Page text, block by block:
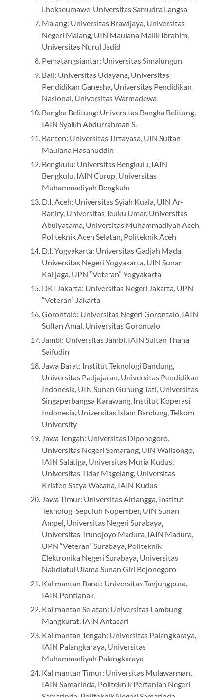
Lhokseumawe, Universitas Samudra Langsa
Malang: Universitas Brawijaya, Universitas
Negeri Malang, UIN Maulana Malik Ibrahim,
Universitas Nurul Jadid
Pematangsiantar: Universitas Simalungun
Bali: Universitas Udayana, Universitas
Pendidikan Ganesha, Universitas Pendidikan
Nasional, Universitas Warmadewa
Bangka Belitung: Universitas Bangka Belitung,
IAIN Syaikh Abdurrahman S.
Banten: Universitas Tirtayasa, UIN Sultan
Maulana Hasanuddin
Bengkulu: Universitas Bengkulu, IAIN
Bengkulu, IAIN Curup, Universitas
Muhammadiyah Bengkulu
D.I. Aceh: Universitas Syiah Kuala, UIN Ar-
Raniry, Universitas Teuku Umar, Universitas
Abulyatama, Universitas Muhammadiyah Aceh,
Politeknik Aceh Selatan, Politeknik Aceh
D.I. Yogyakarta: Universitas Gadjah Mada,
Universitas Negeri Yogyakarta, UIN Sunan
Kalijaga, UPN “Veteran” Yogyakarta
DKI Jakarta: Universitas Negeri Jakarta, UPN
“Veteran” Jakarta
Gorontalo: Universitas Negeri Gorontalo, IAIN
Sultan Amal, Universitas Gorontalo
Jambi: Universitas Jambi, IAIN Sultan Thaha
Saifudin
Jawa Barat: Institut Teknologi Bandung,
Universitas Padjajaran, Universitas Pendidikan
Indonesia, UIN Sunan Gunung Jati, Universitas
Singaperbangsa Karawang, Institut Koperasi
Indonesia, Universitas Islam Bandung, Telkom
University
Jawa Tengah: Universitas Diponegoro,
Universitas Negeri Semarang, UIN Walisongo,
IAIN Salatiga, Universitas Muria Kudus,
Universitas Tidar Magelang, Universitas
Kristen Satya Wacana, IAIN Kudus
Jawa Timur: Universitas Airlangga, Institut
Teknologi Sepuluh Nopember, UIN Sunan
Ampel, Universitas Negeri Surabaya,
Universitas Trunojoyo Madura, IAIN Madura,
UPN “Veteran” Surabaya, Politeknik
Elektronika Negeri Surabaya, Universitas
Nahdlatul Ulama Sunan Giri Bojonegoro
Kalimantan Barat: Universitas Tanjungpura,
IAIN Pontianak
Kalimantan Selatan: Universitas Lambung
Mangkurat, IAIN Antasari
Kalimantan Tengah: Universitas Palangkaraya,
IAIN Palangkaraya, Universitas
Muhammadiyah Palangkaraya
Kalimantan Timur: Universitas Mulawarman,
IAIN Samarinda, Politeknik Pertanian Negeri